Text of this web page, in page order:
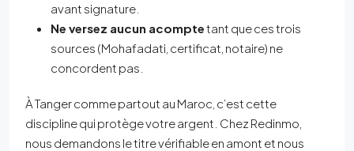
avant signature.
Ne versez aucun acomptetant que ces trois
sources (Mohafadati, certificat, notaire) ne
concordent pas.
À Tanger comme partout au Maroc, c’est cette
discipline qui protège votre argent. Chez Redinmo,
nous demandons le titre vérifiable en amont et nous